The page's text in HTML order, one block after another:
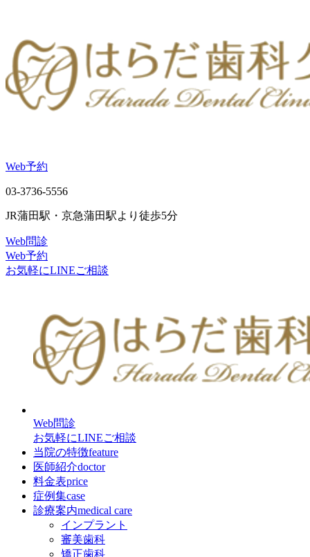
Web予約
03-3736-5556
JR蒲田駅・京急蒲田駅より徒歩5分
Web問診
Web予約
お気軽にLINEご相談
Web問診
お気軽にLINEご相談
当院の特徴feature
医師紹介doctor
料金表price
症例集case
診療案内medical care
インプラント
審美歯科
矯正歯科